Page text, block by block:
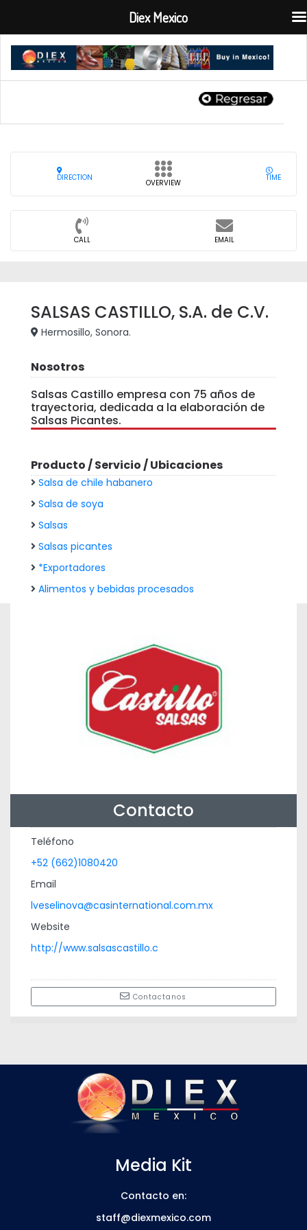
DIRECTION
OVERVIEW
TIME
CALL EMAIL
SALSAS CASTILLO, S.A. de C.V.
Hermosillo, Sonora.
Nosotros
Salsas Castillo empresa con 75 años de
trayectoria, dedicada a la elaboración de
Salsas Picantes.
Producto / Servicio / Ubicaciones
Salsa de chile habanero
Salsa de soya
Salsas
Salsas picantes
*Exportadores
Alimentos y bebidas procesados
Contacto
Teléfono
+52 (662)1080420
Email
lveselinova@casinternational.com.mx
Website
http://www.salsascastillo.c
Contactanos
Media Kit
Contacto en:
staff@diexmexico.com
Diex Mexico